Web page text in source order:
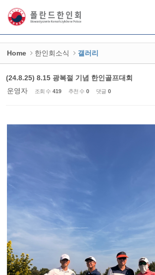
Home 한인회소식 갤러리
(24.8.25) 8.15 광복절 기념 한인골프대회
운영자
조회 수 419 추천 수 0 댓글 0